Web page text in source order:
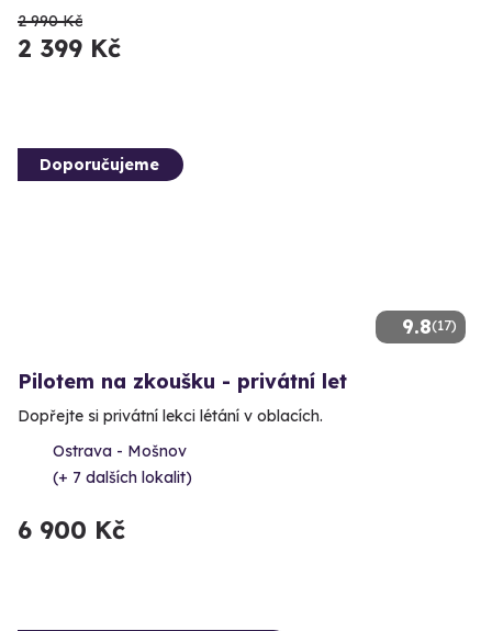
2 990 Kč
2 399 Kč
9.8(17)
Doporučujeme
Pilotem na zkoušku - privátní let
Dopřejte si privátní lekci létání v oblacích.
Ostrava - Mošnov
(+ 7 dalších lokalit)
6 900 Kč